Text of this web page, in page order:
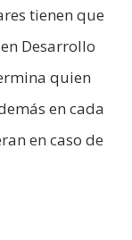
tienen que
Desarrollo
quien
en cada
en caso de